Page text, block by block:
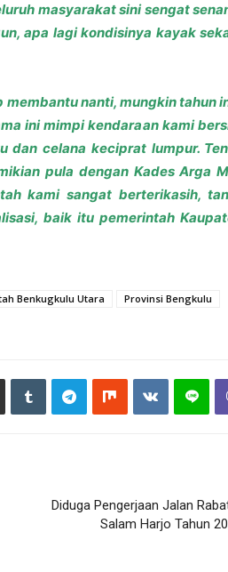
masyarakat sini sengat
apa lagi kondisinya kayak
nanti, mungkin tahun
ini mimpi kendaraan kami
dan celana keciprat lumpur.
pula dengan Kades Arga
kami sangat berterikasih,
baik itu pemerintah
Benkugkulu Utara
Provinsi Bengkulu
Diduga Pengerjaan Jalan
Salam Harjo Tahun